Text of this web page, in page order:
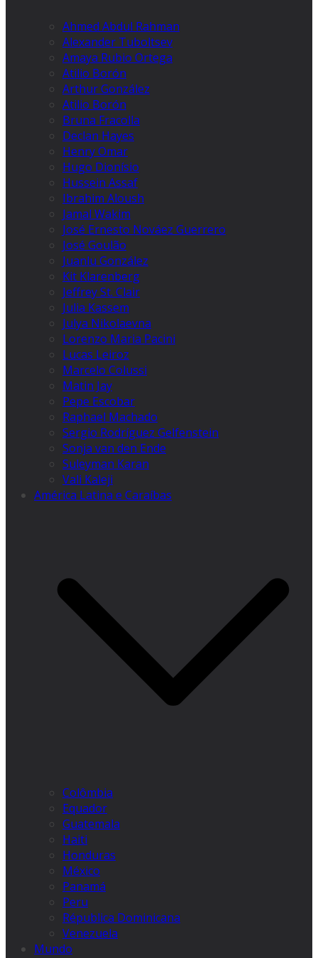
Ahmed Abdul Rahman
Alexander Tuboltsev
Amaya Rubio Ortega
Atilio Borón
Arthur González
Atilio Borón
Bruna Fracolla
Declan Hayes
Henry Omar
Hugo Dionísio
Hussein Assaf
Ibrahim Aloush
Jamal Wakim
José Ernesto Nováez Guerrero
José Goulão
Juanlu González
Kit Klarenberg
Jeffrey St. Clair
Julia Kassem
Julya Nikolaevna
Lorenzo Maria Pacini
Lucas Leiroz
Marcelo Colussi
Matin Jay
Pepe Escobar
Raphael Machado
Sergio Rodríguez Gelfenstein
Sonja van den Ende
Suleyman Karan
Vali Kaleji
América Latina e Caraíbas
Colômbia
Equador
Guatemala
Haiti
Honduras
México
Panamá
Peru
Républica Dominicana
Venezuela
Mundo